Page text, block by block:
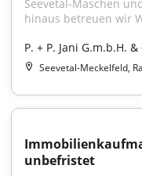
Seevetal-Maschen
hinaus betreuen wir
P. + P. Jani G.m.b.H. &
Seevetal-Meckelfeld,
unbefristet